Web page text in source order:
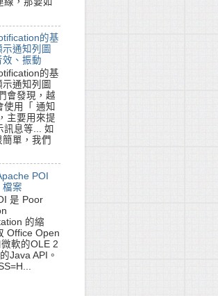
的基
通知列圖
效、振動
的基
通知列圖
會發現，越
用「 通知
主要用來提
訊息等... 如
單，我們
POI
檔案
是 Poor
的縮
Office Open
軟的OLE 2
Java API。